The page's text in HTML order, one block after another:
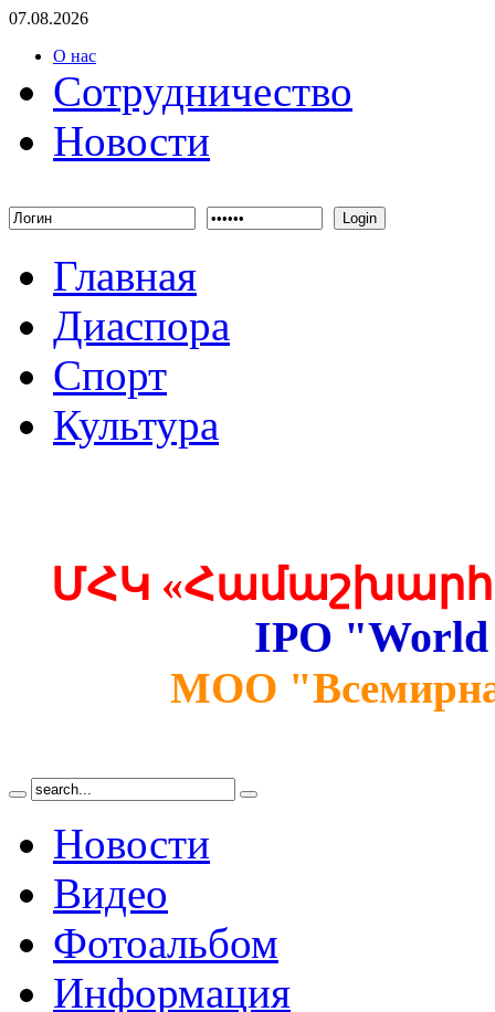
07.08.2026
О нас
Сотрудничество
Новости
Login
Главная
Диаспора
Спорт
Культура
ՄՀԿ
IPO "World
МОО
Новости
Видео
Фотоальбом
Информация